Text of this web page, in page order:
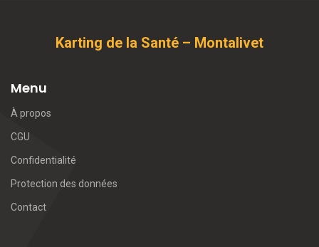
Karting de la Santé – Montalivet
Menu
À propos
CGU
Confidentialité
Protection des données
Contact